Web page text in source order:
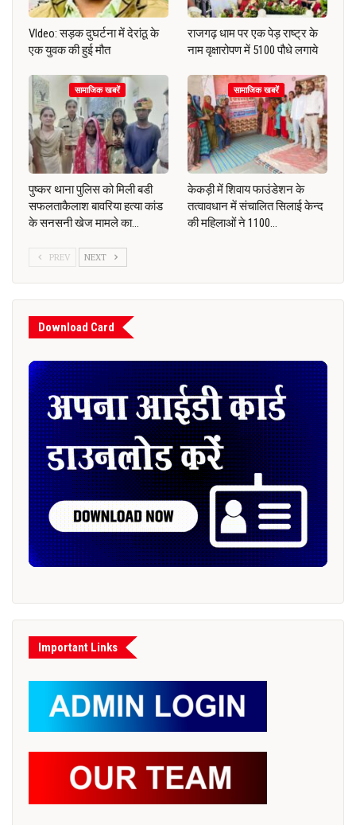
VIdeo: सड़क दुघर्टना में देरांठू के
एक युवक की हुई मौत
राजगढ़ धाम पर एक पेड़ राष्ट्र के
नाम वृक्षारोपण में 5100 पौधे लगाये
सामाजिक खबरें
पुष्कर थाना पुलिस को मिली बडी
सफलताकैलाश बावरिया हत्या कांड
के सनसनी खेज मामले का…
सामाजिक खबरें
केकड़ी में शिवाय फाउंडेशन के
तत्वावधान में संचालित सिलाई केन्द
की महिलाओं ने 1100…
PREV NEXT
Download Card
Important Links